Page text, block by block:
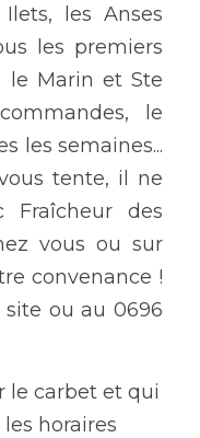
les Anses
les premiers
le Marin et Ste
le
les semaines...
tente, il ne
des
vous ou sur
convenance !
ou au 0696
le carbet et qui
horaires